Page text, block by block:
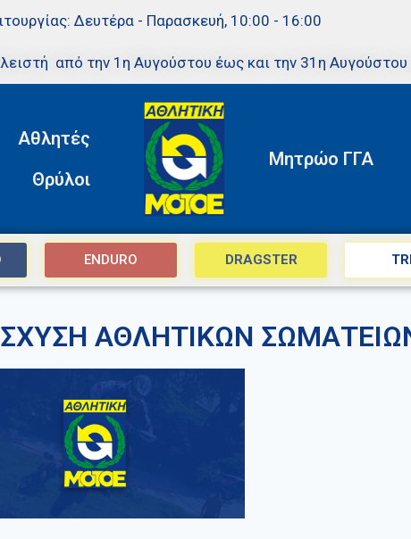
Δευτέρα - Παρασκευή, 10:00 - 16:00
από την 1η Αυγούστου έως και την 31η
Αθλητές
Θρύλοι
Μητρώο ΓΓΑ
ENDURO DRAGSTER
ΑΘΛΗΤΙΚΩΝ